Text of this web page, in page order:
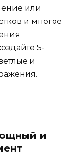
или
и многое
S-
и
и